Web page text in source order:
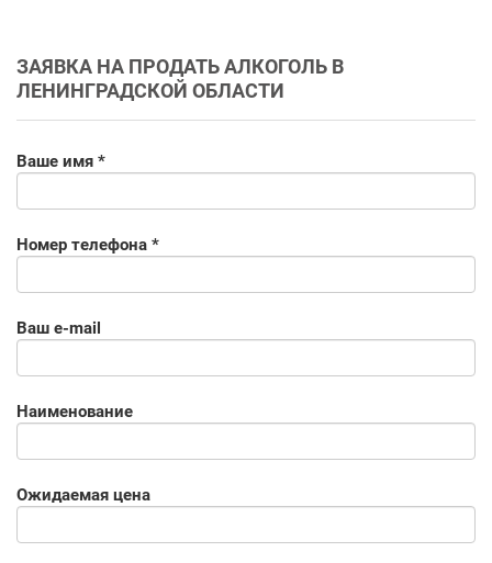
ЗАЯВКА НА ПРОДАТЬ АЛКОГОЛЬ В
ЛЕНИНГРАДСКОЙ ОБЛАСТИ
Ваше имя *
Номер телефона *
Ваш e-mail
Наименование
Ожидаемая цена